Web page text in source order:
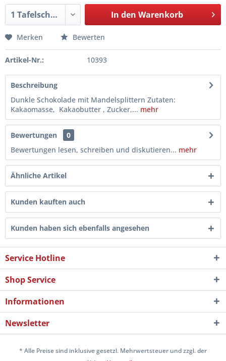
In den Warenkorb
Merken Bewerten
Artikel-Nr.: 10393
Beschreibung
Dunkle Schokolade mit Mandelsplittern Zutaten:
Kakaomasse, Kakaobutter , Zucker,... mehr
Bewertungen
0
Bewertungen lesen, schreiben und diskutieren... mehr
Ähnliche Artikel
Kunden kauften auch
Kunden haben sich ebenfalls angesehen
Service Hotline
Shop Service
Informationen
Newsletter
* Alle Preise sind inklusive gesetzl. Mehrwertsteuer und zzgl. der